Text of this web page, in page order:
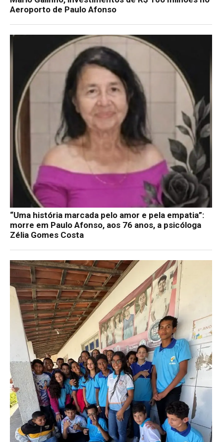
Aeroporto de Paulo Afonso
“Uma história marcada pelo amor e pela empatia”:
morre em Paulo Afonso, aos 76 anos, a psicóloga
Zélia Gomes Costa